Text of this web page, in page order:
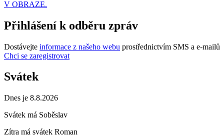
V OBRAZE.
Přihlášení k odběru zpráv
Dostávejte informace z našeho webu prostřednictvím SMS a e-mailů
Chci se zaregistrovat
Svátek
Dnes je 8.8.2026
Svátek má Soběslav
Zítra má svátek Roman